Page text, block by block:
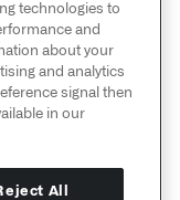
rights
technologies to
and
about your
and analytics
signal then
in our
All